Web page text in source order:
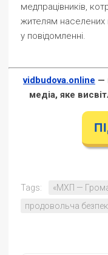
медпрацівників,
жителям населених
у повідомленні.
vidbudova.online —
медіа, яке
Tags: «МХП —
продовольча